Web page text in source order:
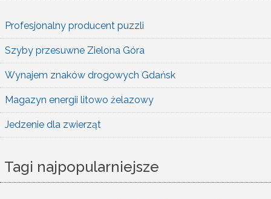
Profesjonalny producent puzzli
Szyby przesuwne Zielona Góra
Wynajem znaków drogowych Gdańsk
Magazyn energii litowo żelazowy
Jedzenie dla zwierząt
Tagi najpopularniejsze